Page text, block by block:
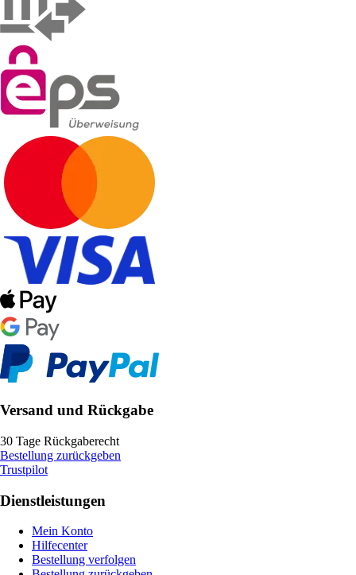
Versand und Rückgabe
30 Tage Rückgaberecht
Bestellung zurückgeben
Trustpilot
Dienstleistungen
Mein Konto
Hilfecenter
Bestellung verfolgen